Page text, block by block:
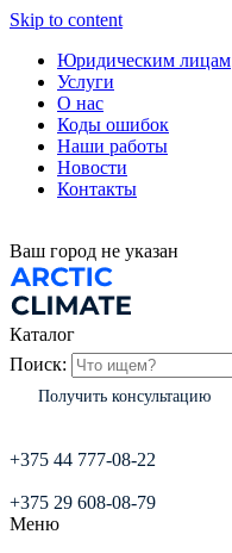
Skip to content
Юридическим лицам
Услуги
О нас
Коды ошибок
Наши работы
Новости
Контакты
Ваш город не указан
Каталог
Поиск:
Получить консультацию
+375 44 777-08-22
+375 29 608-08-79
Меню